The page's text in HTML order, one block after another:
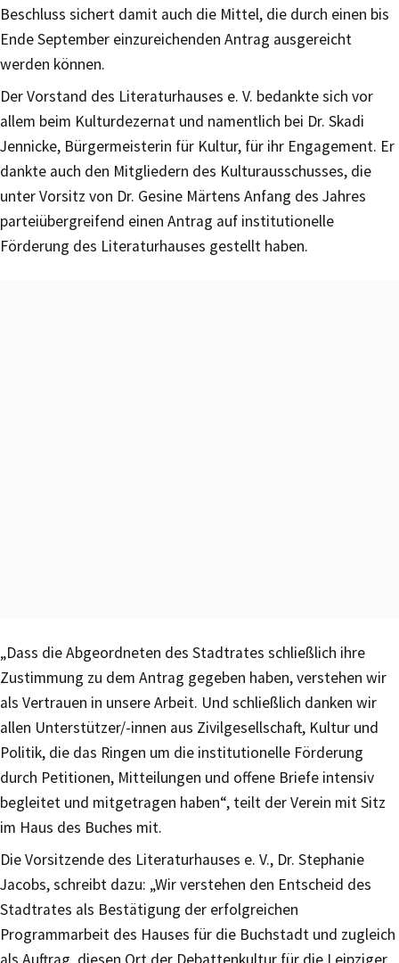
Beschluss sichert damit auch die Mittel, die durch einen bis
Ende September einzureichenden Antrag ausgereicht
werden können.
Der Vorstand des Literaturhauses e. V. bedankte sich vor
allem beim Kulturdezernat und namentlich bei Dr. Skadi
Jennicke, Bürgermeisterin für Kultur, für ihr Engagement. Er
dankte auch den Mitgliedern des Kulturausschusses, die
unter Vorsitz von Dr. Gesine Märtens Anfang des Jahres
parteiübergreifend einen Antrag auf institutionelle
Förderung des Literaturhauses gestellt haben.
„Dass die Abgeordneten des Stadtrates schließlich ihre
Zustimmung zu dem Antrag gegeben haben, verstehen wir
als Vertrauen in unsere Arbeit. Und schließlich danken wir
allen Unterstützer/-innen aus Zivilgesellschaft, Kultur und
Politik, die das Ringen um die institutionelle Förderung
durch Petitionen, Mitteilungen und offene Briefe intensiv
begleitet und mitgetragen haben“, teilt der Verein mit Sitz
im Haus des Buches mit.
Die Vorsitzende des Literaturhauses e. V., Dr. Stephanie
Jacobs, schreibt dazu: „Wir verstehen den Entscheid des
Stadtrates als Bestätigung der erfolgreichen
Programmarbeit des Hauses für die Buchstadt und zugleich
als Auftrag, diesen Ort der Debattenkultur für die Leipziger